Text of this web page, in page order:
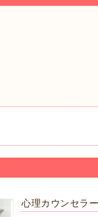
心理カウンセラ